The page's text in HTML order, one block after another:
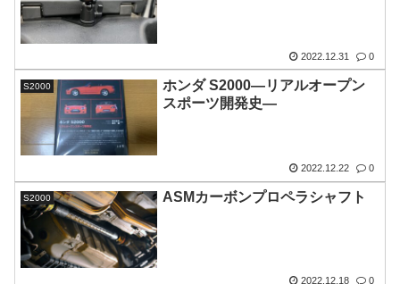
2022.12.31 0
S2000
ホンダ S2000―リアルオープン
スポーツ開発史―
2022.12.22 0
S2000 ASMカーボンプロペラシャフト
2022.12.18 0